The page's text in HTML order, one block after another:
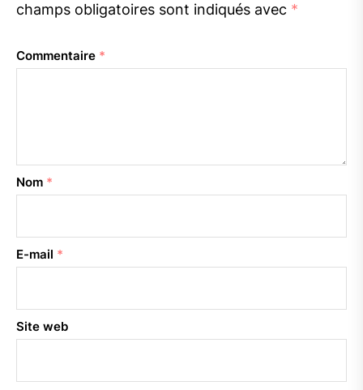
champs obligatoires sont indiqués avec *
Commentaire *
Nom *
E-mail *
Site web